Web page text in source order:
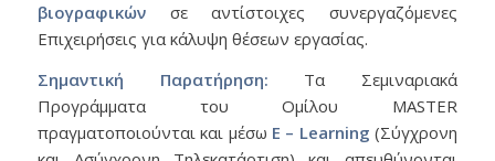
βιογραφικώνσε αντίστοιχες συνεργαζόμενες
Επιχειρήσεις για κάλυψη θέσεων εργασίας.
Σημαντική Παρατήρηση: Τα Σεμιναριακά
Προγράμματα του Ομίλου MASTER
πραγματοποιούνται και μέσω E – Learning (Σύγχρονη